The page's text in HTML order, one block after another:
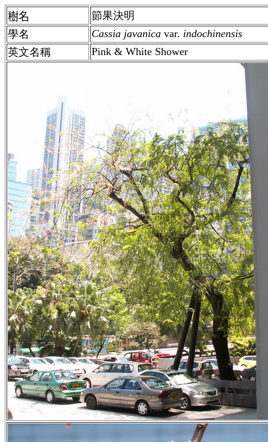
樹名
節果決明
學名
Cassia javanica var. indochinensis
英文名稱
Pink & White Shower